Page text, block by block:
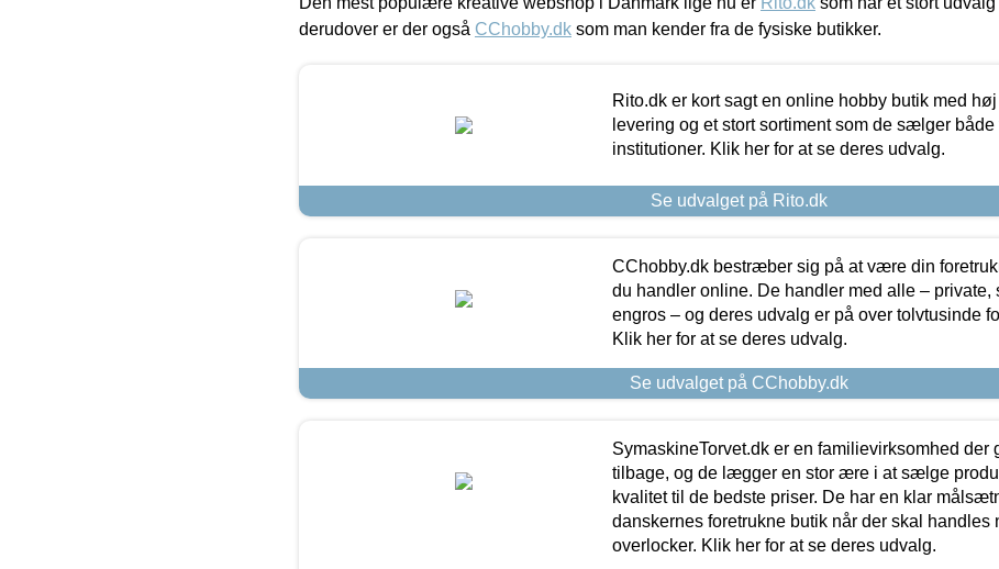
derudover er der også CChobby.dk som man kender fra de fysiske butikker.
Rito.dk er kort sagt en online hobby butik med
levering og et stort sortiment som de sælger
institutioner. Klik her for at se deres udvalg.
Se udvalget på Rito.dk
CChobby.dk bestræber sig på at være din
du handler online. De handler med alle – private,
engros – og deres udvalg er på over tolvtusinde
Klik her for at se deres udvalg.
Se udvalget på CChobby.dk
SymaskineTorvet.dk er en familievirksomhed der
tilbage, og de lægger en stor ære i at sælge
kvalitet til de bedste priser. De har en klar
danskernes foretrukne butik når der skal handles
overlocker. Klik her for at se deres udvalg.